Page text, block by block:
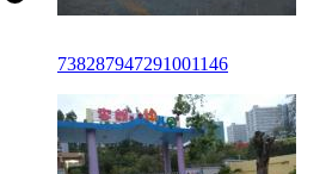
738287947291001146